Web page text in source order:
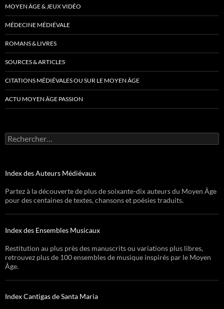
MOYEN ÂGE & JEUX VIDÉO
MÉDECINE MÉDIÉVALE
ROMANS & LIVRES
SOURCES & ARTICLES
CITATIONS MÉDIÉVALES OU SUR LE MOYEN ÂGE
ACTU MOYEN ÂGE PASSION
Rechercher :
Index des Auteurs Médiévaux
Partez à la découverte de plus de soixante-dix auteurs du Moyen Âge
pour des centaines de textes, chansons et poésies traduits.
Index des Ensembles Musicaux
Restitution au plus près des manuscrits ou variations plus libres,
retrouvez plus de 100 ensembles de musique inspirés par le Moyen
Âge.
Index Cantigas de Santa Maria